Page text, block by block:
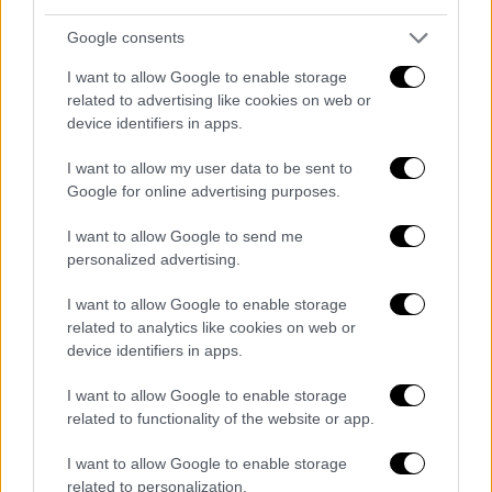
Google consents
I want to allow Google to enable storage
related to advertising like cookies on web or
device identifiers in apps.
I want to allow my user data to be sent to
Google for online advertising purposes.
I want to allow Google to send me
personalized advertising.
I want to allow Google to enable storage
related to analytics like cookies on web or
device identifiers in apps.
I want to allow Google to enable storage
related to functionality of the website or app.
I want to allow Google to enable storage
related to personalization.
Το σχέδιο E1 θα συνδέσει τον εβραϊκό
Ιερουσαλήμ αποκόπτοντας την πόλη που
προορίζεται από τουςΠαλαιστίνιους
παλαιστινιακού κράτους από την υπόλοιπη
Δυτική Οχθη.
Οι εβραϊκοί οικισμοί στηνΔυτική Οχθηκαι η
στρατιωτική κατοχή από το
θεωρούνται παράνομοι από την διεθνή
κοινότητα.
την εποικιστική δραστηριότητα στηνΔυτική
είχε ανακοινώσει στις αρχές του μήνα
ότι το υπουργείο Στέγασης ενέκρινε την